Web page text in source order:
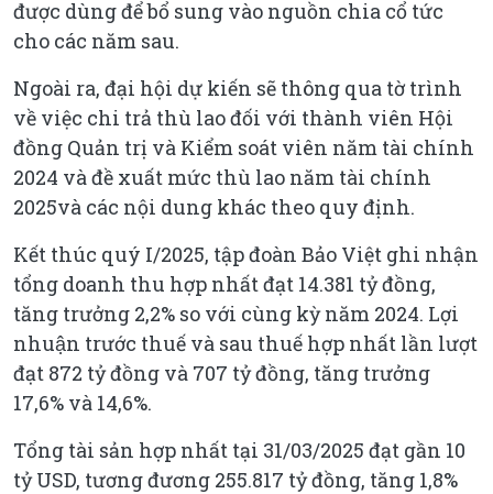
được dùng để bổ sung vào nguồn chia cổ tức
cho các năm sau.
Ngoài ra, đại hội dự kiến sẽ thông qua tờ trình
về việc chi trả thù lao đối với thành viên Hội
đồng Quản trị và Kiểm soát viên năm tài chính
2024 và đề xuất mức thù lao năm tài chính
2025và các nội dung khác theo quy định.
Kết thúc quý I/2025, tập đoàn Bảo Việt ghi nhận
tổng doanh thu hợp nhất đạt 14.381 tỷ đồng,
tăng trưởng 2,2% so với cùng kỳ năm 2024. Lợi
nhuận trước thuế và sau thuế hợp nhất lần lượt
đạt 872 tỷ đồng và 707 tỷ đồng, tăng trưởng
17,6% và 14,6%.
Tổng tài sản hợp nhất tại 31/03/2025 đạt gần 10
tỷ USD, tương đương 255.817 tỷ đồng, tăng 1,8%